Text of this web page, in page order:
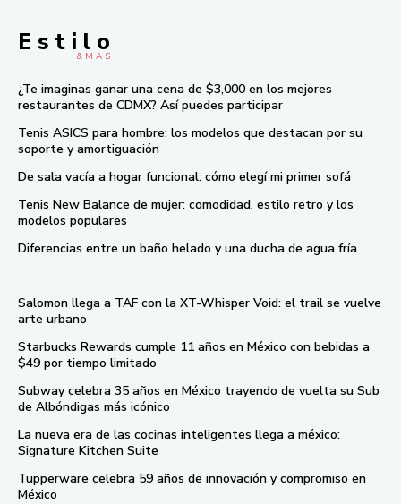
E s t i l o
& M À S
¿Te imaginas ganar una cena de $3,000 en los mejores
restaurantes de CDMX? Así puedes participar
Tenis ASICS para hombre: los modelos que destacan por su
soporte y amortiguación
De sala vacía a hogar funcional: cómo elegí mi primer sofá
Tenis New Balance de mujer: comodidad, estilo retro y los
modelos populares
Diferencias entre un baño helado y una ducha de agua fría
Salomon llega a TAF con la XT-Whisper Void: el trail se vuelve
arte urbano
Starbucks Rewards cumple 11 años en México con bebidas a
$49 por tiempo limitado
Subway celebra 35 años en México trayendo de vuelta su Sub
de Albóndigas más icónico
La nueva era de las cocinas inteligentes llega a méxico:
Signature Kitchen Suite
Tupperware celebra 59 años de innovación y compromiso en
México